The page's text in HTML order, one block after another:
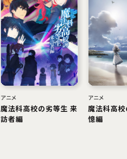
アニメ
魔法科高校の劣等生 来
訪者編
アニメ
魔法科高
憶編